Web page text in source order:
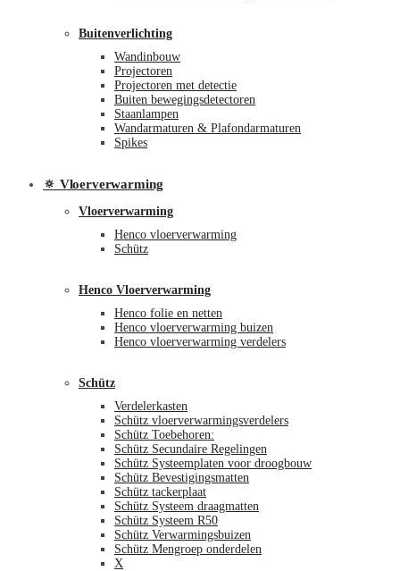
Buitenverlichting
Wandinbouw
Projectoren
Projectoren met detectie
Buiten bewegingsdetectoren
Staanlampen
Wandarmaturen & Plafondarmaturen
Spikes
🔅 Vloerverwarming
Vloerverwarming
Henco vloerverwarming
Schütz
Henco Vloerverwarming
Henco folie en netten
Henco vloerverwarming buizen
Henco vloerverwarming verdelers
Schütz
Verdelerkasten
Schütz vloerverwarmingsverdelers
Schütz Toebehoren:
Schütz Secundaire Regelingen
Schütz Systeemplaten voor droogbouw
Schütz Bevestigingsmatten
Schütz tackerplaat
Schütz Systeem draagmatten
Schütz Systeem R50
Schütz Verwarmingsbuizen
Schütz Mengroep onderdelen
X